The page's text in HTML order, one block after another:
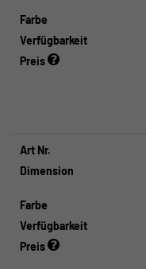
Farbe
Verfügbarkeit
Preis
Art Nr.
Dimension
Farbe
Verfügbarkeit
Preis